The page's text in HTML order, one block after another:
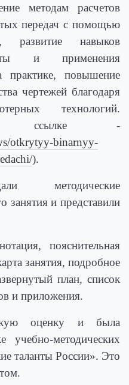
методам расчетов
передач с помощью
развитие навыков
и применения
практике, повышение
чертежей благодаря
технологий.
ссылке -
otkrytyy-binarnyy-
).
методические
занятия и представили
пояснительная
занятия, подробное
план, список
и приложения.
оценку и была
учебно-методических
таланты России». Это